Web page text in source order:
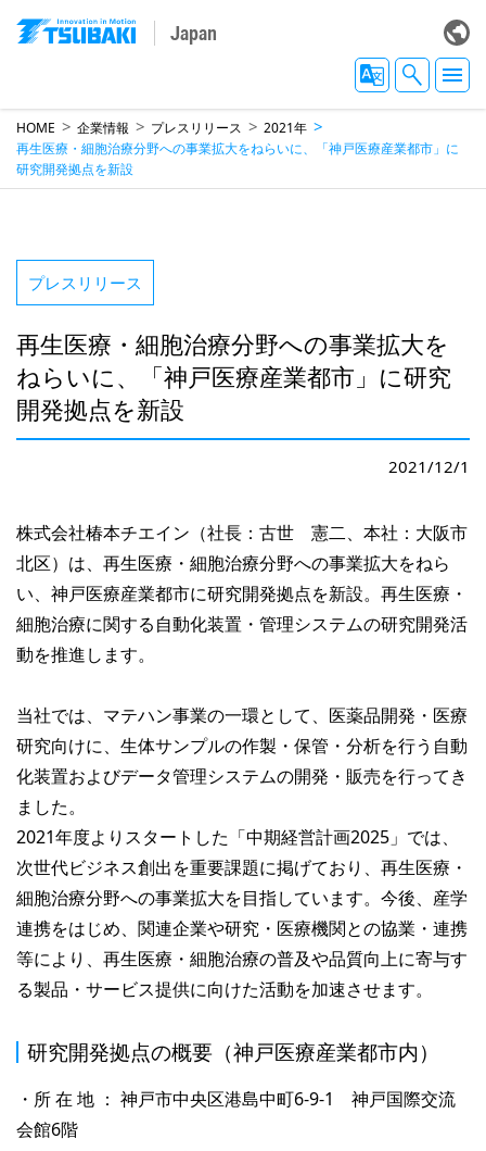
Japan
HOME 企業情報 プレスリリース
2021年
再生医療・細胞治療分野への事業拡大をねらいに、「神戸医療産業都市」に
研究開発拠点を新設
プレスリリース
再生医療・細胞治療分野への事業拡大を
ねらいに、
「神戸医療産業都市」に研究
開発拠点を新設
2021/12/1
株式会社椿本チエイン（社長：古世 憲二、本社：大阪市
北区）は、再生医療・細胞治療分野への事業拡大をねら
い、神戸医療産業都市に研究開発拠点を新設。再生医療・
細胞治療に関する自動化装置・管理システムの研究開発活
動を推進します。
当社では、マテハン事業の一環として、医薬品開発・医療
研究向けに、生体サンプルの作製・保管・分析を行う自動
化装置およびデータ管理システムの開発・販売を行ってき
ました。
2021年度よりスタートした「中期経営計画2025」では、
次世代ビジネス創出を重要課題に掲げており、再生医療・
細胞治療分野への事業拡大を目指しています。今後、産学
連携をはじめ、関連企業や研究・医療機関との協業・連携
等により、再生医療・細胞治療の普及や品質向上に寄与す
る製品・サービス提供に向けた活動を加速させます。
研究開発拠点の概要（神戸医療産業都市内）
・所 在 地 ： 神戸市中央区港島中町6-9-1 神戸国際交流
会館6階